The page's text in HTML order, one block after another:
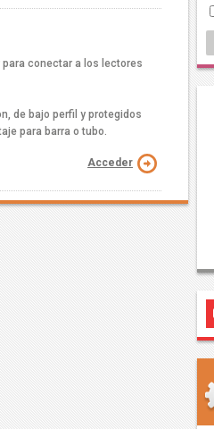
conectar a los lectores
de bajo perfil y protegidos
para barra o tubo.
Acceder